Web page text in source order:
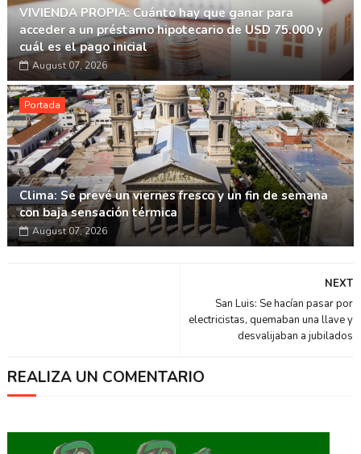
VIVIENDA PROPIA: Cuánto hay que ganar para
acceder a un préstamo hipotecario de USD 75.000 y
cuál es el pago inicial
August 07, 2026
Portada
Clima: Se prevé un viernes fresco y un fin de semana
con baja sensación térmica
August 07, 2026
NEXT
San Luis: Se hacían pasar por
electricistas, quemaban una llave y
desvalijaban a jubilados
REALIZA UN COMENTARIO